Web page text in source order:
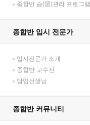
종합반 습(習)관리 프로그램
종합반 입시 전문가
입시전문가 소개
종합반 교수진
담임선생님
종합반 커뮤니티